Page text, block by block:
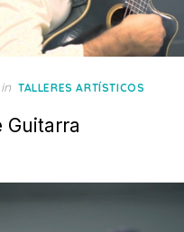
in TALLERES ARTÍSTICOS
Guitarra